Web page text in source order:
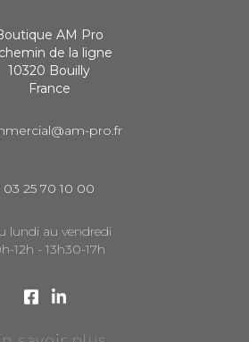
AM Pro
de la ligne
10320 Bouilly
France
pro.fr
03 25 70 10 00
lundi au vendredi
12h - 13h30-17h